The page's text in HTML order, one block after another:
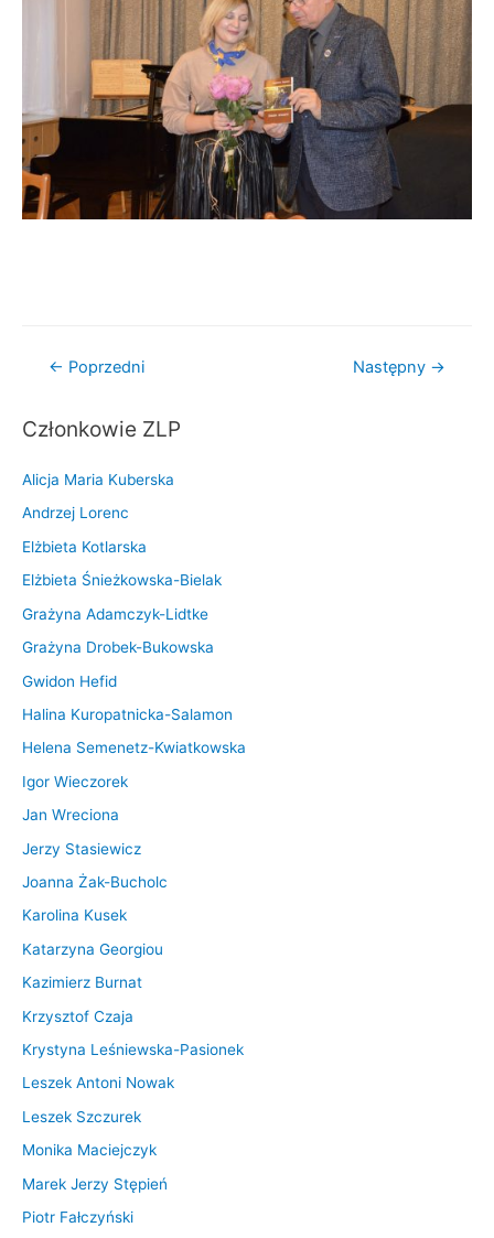
Nawigacja
← Poprzedni Następny →
Członkowie ZLP
Alicja Maria Kuberska
Andrzej Lorenc
Elżbieta Kotlarska
Elżbieta Śnieżkowska-Bielak
Grażyna Adamczyk-Lidtke
Grażyna Drobek-Bukowska
Gwidon Hefid
Halina Kuropatnicka-Salamon
Helena Semenetz-Kwiatkowska
Igor Wieczorek
Jan Wreciona
Jerzy Stasiewicz
Joanna Żak-Bucholc
Karolina Kusek
Katarzyna Georgiou
Kazimierz Burnat
Krzysztof Czaja
Krystyna Leśniewska-Pasionek
Leszek Antoni Nowak
Leszek Szczurek
Monika Maciejczyk
Marek Jerzy Stępień
Piotr Fałczyński